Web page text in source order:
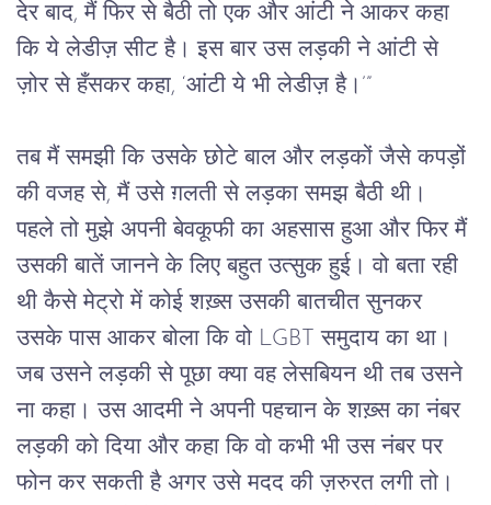
देर बाद, मैं फिर से बैठी तो एक और आंटी ने आकर कहा
कि ये लेडीज़ सीट है। इस बार उस लड़की ने आंटी से
ज़ोर से हँसकर कहा, ‘आंटी ये भी लेडीज़ है।’”
तब मैं समझी कि उसके छोटे बाल और लड़कों जैसे कपड़ों
की वजह से, मैं उसे ग़लती से लड़का समझ बैठी थी।
पहले तो मुझे अपनी बेवकूफी का अहसास हुआ और फिर मैं
उसकी बातें जानने के लिए बहुत उत्सुक हुई। वो बता रही
थी कैसे मेट्रो में कोई शख़्स उसकी बातचीत सुनकर
उसके पास आकर बोला कि वो LGBT समुदाय का था।
जब उसने लड़की से पूछा क्या वह लेसबियन थी तब उसने
ना कहा। उस आदमी ने अपनी पहचान के शख़्स का नंबर
लड़की को दिया और कहा कि वो कभी भी उस नंबर पर
फोन कर सकती है अगर उसे मदद की ज़रुरत लगी तो।